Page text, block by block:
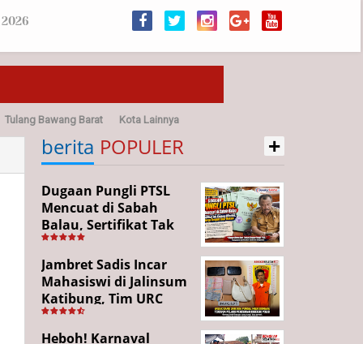
Tulang Bawang Barat Kota Lainnya
berita POPULER +
Dugaan Pungli PTSL
Mencuat di Sabah
Balau, Sertifikat Tak
Kunjung Diterima,
Warga Tempuh Jalur
Hukum
Jambret Sadis Incar
Mahasiswi di Jalinsum
Katibung, Tim URC
Ringkus Pelaku dan
Sita Barang Bukti
Heboh! Karnaval